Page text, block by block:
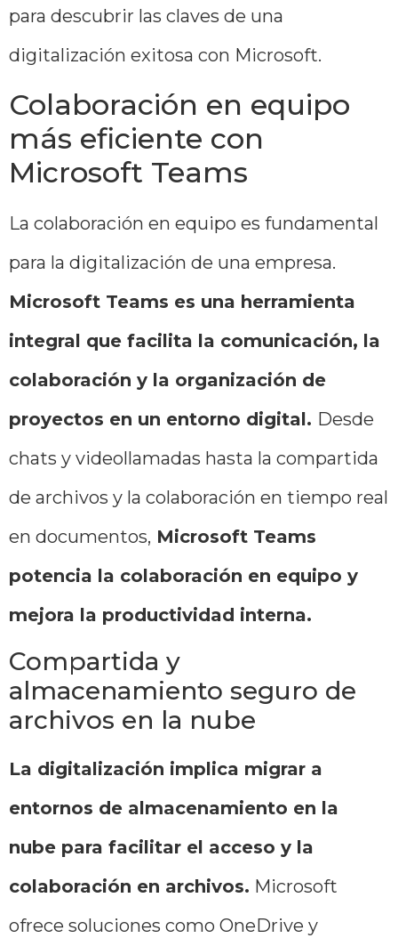
para descubrir las claves de una
digitalización exitosa con Microsoft.
Colaboración en equipo
más eficiente con
Microsoft Teams
La colaboración en equipo es fundamental
para la digitalización de una empresa.
Microsoft Teams es una herramienta
integral que facilita la comunicación, la
colaboración y la organización de
proyectos en un entorno digital. Desde
chats y videollamadas hasta la compartida
de archivos y la colaboración en tiempo real
en documentos, Microsoft Teams
potencia la colaboración en equipo y
mejora la productividad interna.
Compartida y
almacenamiento seguro de
archivos en la nube
La digitalización implica migrar a
entornos de almacenamiento en la
nube para facilitar el acceso y la
colaboración en archivos. Microsoft
ofrece soluciones como OneDrive y